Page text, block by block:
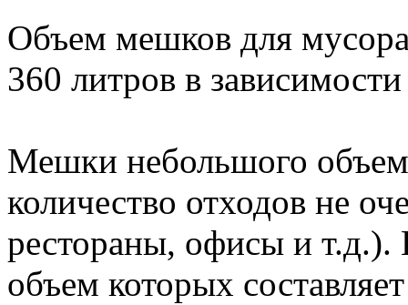
Объем мешков для
360 литров в
Мешки небольшого
количество отходов не
рестораны, офисы и т.д.).
объем которых